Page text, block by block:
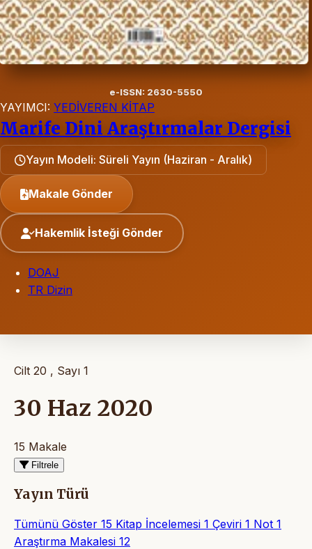
e-ISSN: 2630-5550
YAYIMCI: YEDİVEREN KİTAP
Marife Dini Araştırmalar Dergisi
Yayın Modeli: Süreli Yayın (Haziran - Aralık)
Makale Gönder
Hakemlik İsteği Gönder
DOAJ
TR Dizin
Cilt 20 , Sayı 1
30 Haz 2020
15 Makale
Filtrele
Yayın Türü
Tümünü Göster 15 Kitap İncelemesi 1 Çeviri 1 Not 1
Araştırma Makalesi 12